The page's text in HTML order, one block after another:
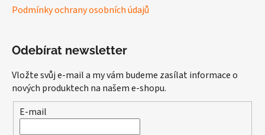
Podmínky ochrany osobních údajů
Odebírat newsletter
Vložte svůj e-mail a my vám budeme zasílat informace o
nových produktech na našem e-shopu.
E-mail